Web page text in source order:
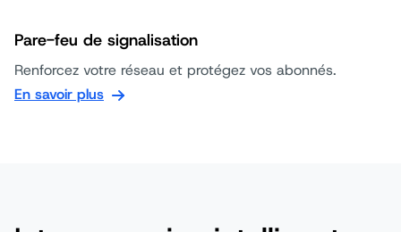
Pare-feu de signalisation
Renforcez votre réseau et protégez vos abonnés.
En savoir plus